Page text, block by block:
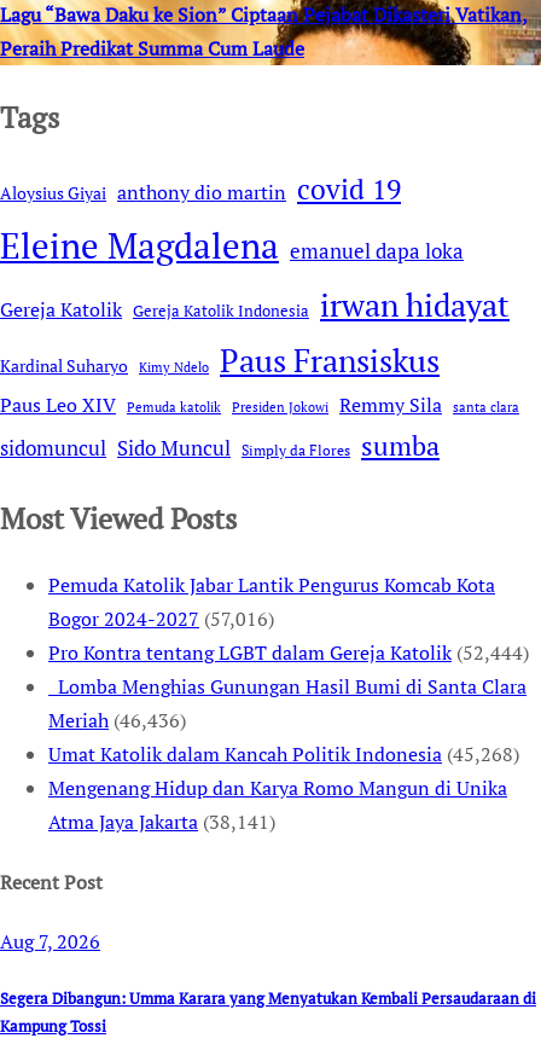
Lagu “Bawa Daku ke Sion” Ciptaan Pejabat Dikasteri Vatikan,
Peraih Predikat Summa Cum Laude
Tags
Aloysius Giyai anthony dio martin covid 19
Eleine Magdalena emanuel dapa loka
Gereja Katolik Gereja Katolik Indonesia irwan hidayat
Kardinal Suharyo Kimy Ndelo Paus Fransiskus
Paus Leo XIV Pemuda katolik Presiden Jokowi Remmy Sila santa clara
sidomuncul Sido Muncul Simply da Flores sumba
Most Viewed Posts
Pemuda Katolik Jabar Lantik Pengurus Komcab Kota
Bogor 2024-2027 (57,016)
Pro Kontra tentang LGBT dalam Gereja Katolik (52,444)
Lomba Menghias Gunungan Hasil Bumi di Santa Clara
Meriah (46,436)
Umat Katolik dalam Kancah Politik Indonesia (45,268)
Mengenang Hidup dan Karya Romo Mangun di Unika
Atma Jaya Jakarta (38,141)
Recent Post
Aug 7, 2026
Segera Dibangun: Umma Karara yang Menyatukan Kembali Persaudaraan di
Kampung Tossi